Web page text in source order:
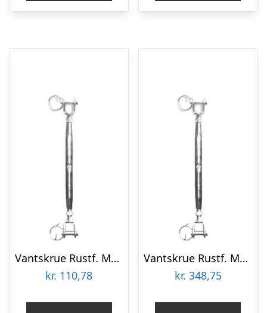
Vantskrue Rustf. M/gevind Gaffel/gaffel – M6
kr. 110,78
Vantskrue Rustf. M/gevind Gaffel/gaffel – M10
kr. 348,75